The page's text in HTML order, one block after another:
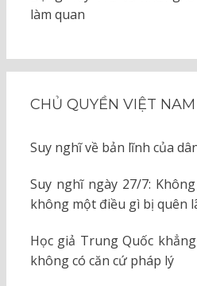
làm quan
CHỦ QUYỀN VIỆT NAM
Suy nghĩ về bản lĩnh của
Suy nghĩ ngày 27/7:
không một điều gì bị quên
Học giả Trung Quốc
không có căn cứ pháp lý